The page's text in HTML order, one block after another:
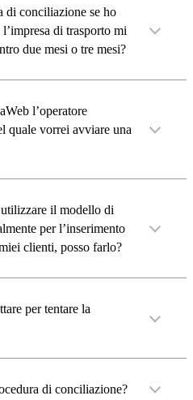
di conciliazione se ho
di trasporto mi
due mesi o tre mesi?
l’operatore
quale vorrei avviare una
il modello di
per l’inserimento
clienti, posso farlo?
per tentare la
di conciliazione?